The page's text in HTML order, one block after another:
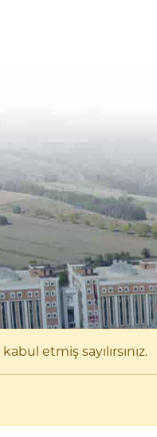
kabul etmiş sayılırsınız.